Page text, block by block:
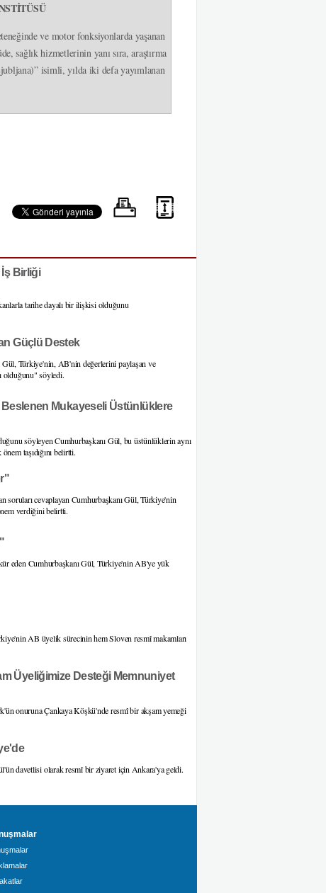
ve motor fonksiyonlarda yaşanan
sağlık hizmetlerinin yanı sıra, araştırma
isimli, yılda iki defa yayımlanan
Birliği
tarihe dayalı bir ilişkisi olduğunu
Güçlü Destek
Türkiye'nin, AB'nin değerlerini paylaşan ve
olduğunu" söyledi.
Mukayeseli Üstünlüklere
söyleyen Cumhurbaşkanı Gül, bu üstünlüklerin aynı
taşıdığını belirtti.
soruları cevaplayan Cumhurbaşkanı Gül, Türkiye'nin
verdiğini belirtti.
eden Cumhurbaşkanı Gül, Türkiye'nin AB'ye yük
AB üyelik sürecinin hem Sloven resmî makamları
Üyeliğimize Desteği Memnuniyet
onuruna Çankaya Köşkü'nde resmî bir akşam yemeği
davetlisi olarak resmî bir ziyaret için Ankara'ya geldi.